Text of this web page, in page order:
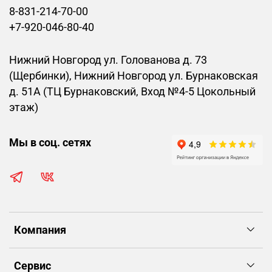
Компания
Сервис
8-831-214-70-00
+7-920-046-80-40
Нижний Новгород ул. Голованова д. 73
(Щербинки), Нижний Новгород ул. Бурнаковская
д. 51А (ТЦ Бурнаковский, Вход №4-5 Цокольный
этаж)
Мы в соц. сетях